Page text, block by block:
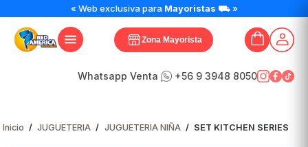
« Web exclusiva para Mayoristas ⛟ »
Zona Mayorista
Whatsapp Venta +56 9 3948 8050
Inicio / JUGUETERIA / JUGUETERIA NIÑA / SET KITCHEN SERIES